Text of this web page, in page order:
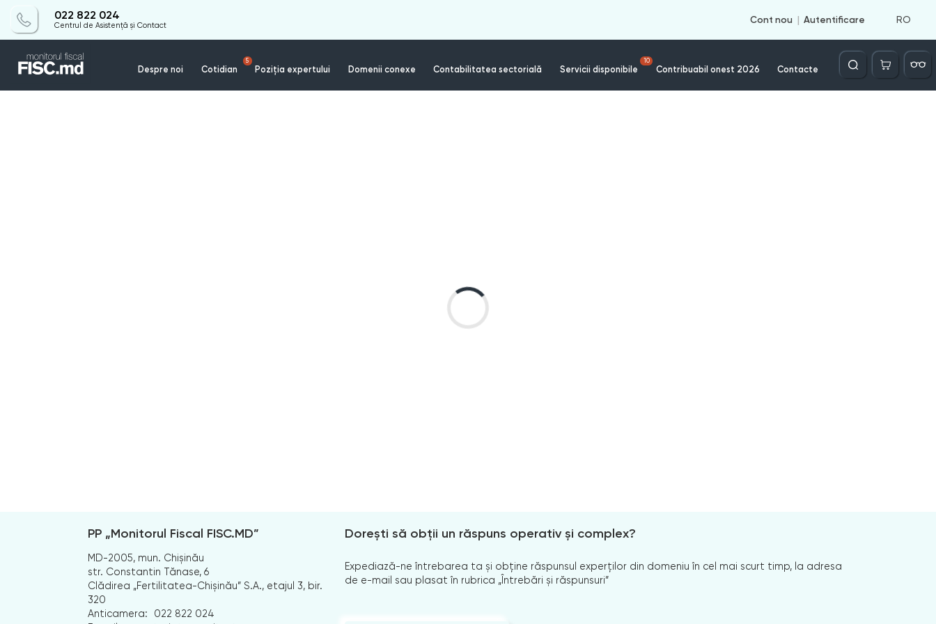
022 822 024
Centrul de Asistență și Contact
Cont nou Autentificare RO
Despre noi Cotidian
5
Poziția expertului Domenii conexe Contabilitatea sectorială Servicii disponibile
10
Contribuabil onest 2026 Contacte
Căutare
PP „Monitorul Fiscal FISC.MD”
MD-2005, mun. Chișinău
str. Constantin Tănase, 6
Clădirea „Fertilitatea-Chișinău” S.A., etajul 3, bir.
320
Anticamera:
022 822 024
Dorești să obții un răspuns operativ și complex?
Expediază-ne întrebarea ta și obține răspunsul experților din domeniu în cel mai scurt timp, la adresa
de e-mail sau plasat în rubrica „Întrebări și răspunsuri”